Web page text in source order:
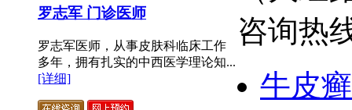
罗志军 门诊医师
罗志军医师，从事皮肤科临床工作
多年，拥有扎实的中西医学理论知...
[详细]
咨询热
牛皮癣